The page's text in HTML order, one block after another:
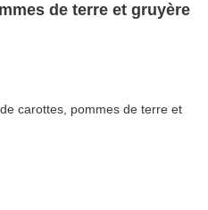
de terre et gruyère